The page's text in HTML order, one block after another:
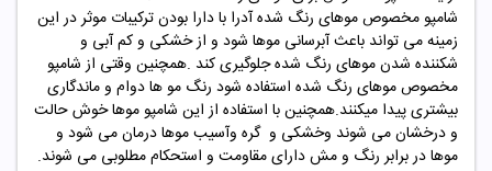
شامپو مخصوص موهای رنگ شده آدرا با دارا بودن ترکیبات موثر در این
زمینه می تواند باعث آبرسانی موها شود و از خشکی و کم آبی و
شکننده شدن موهای رنگ شده جلوگیری کند .همچنین وقتی از شامپو
مخصوص موهای رنگ شده استفاده شود رنگ مو ها دوام و ماندگاری
بیشتری پیدا میکنند.همچنین با استفاده از این شامپو موها خوش حالت
و درخشان می شوند وخشکی و گره وآسیب موها درمان می شود و
موها در برابر رنگ و مش دارای مقاومت و استحکام مطلوبی می شوند.